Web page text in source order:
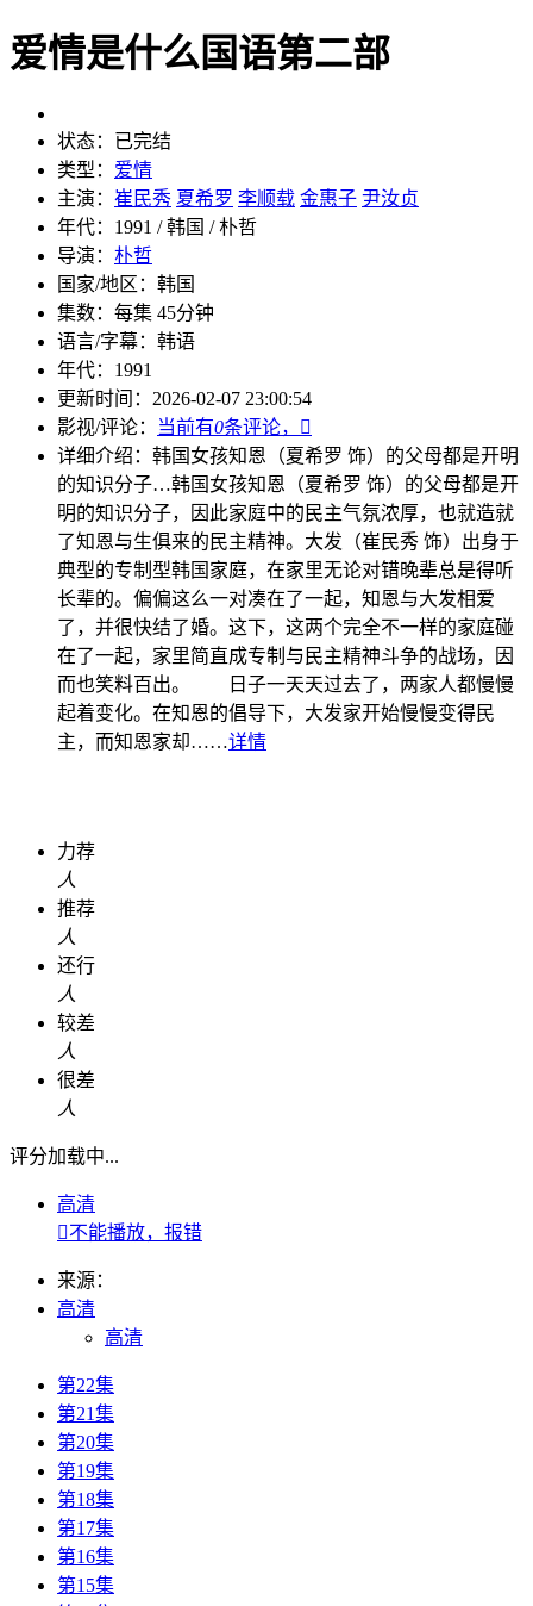
爱情是什么国语第二部
状态： 已完结
类型： 爱情
主演： 崔民秀 夏希罗 李顺载 金惠子 尹汝贞
年代： 1991 / 韩国 / 朴哲
导演： 朴哲
国家/地区： 韩国
集数： 每集 45分钟
语言/字幕： 韩语
年代： 1991
更新时间： 2026-02-07 23:00:54
影视/评论：
当前有0条评论，

详细介绍： 韩国女孩知恩（夏希罗 饰）的父母都是开明
的知识分子…韩国女孩知恩（夏希罗 饰）的父母都是开
明的知识分子，因此家庭中的民主气氛浓厚，也就造就
了知恩与生俱来的民主精神。大发（崔民秀 饰）出身于
典型的专制型韩国家庭，在家里无论对错晚辈总是得听
长辈的。偏偏这么一对凑在了一起，知恩与大发相爱
了，并很快结了婚。这下，这两个完全不一样的家庭碰
在了一起，家里简直成专制与民主精神斗争的战场，因
而也笑料百出。 日子一天天过去了，两家人都慢慢
起着变化。在知恩的倡导下，大发家开始慢慢变得民
主，而知恩家却……详情
力荐
人
推荐
人
还行
人
较差
人
很差
人
评分加载中...
高清
不能播放，报错
来源：
高清
高清
第22集
第21集
第20集
第19集
第18集
第17集
第16集
第15集